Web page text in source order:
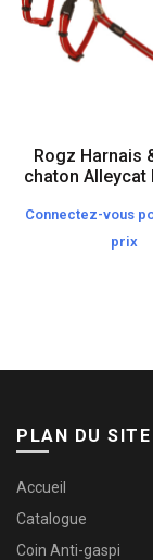
Rogz Harnais
chaton Alleycat
Connectez-vous
prix
PLAN DU SITE
Accueil
Catalogue
Coin Anti-gaspi